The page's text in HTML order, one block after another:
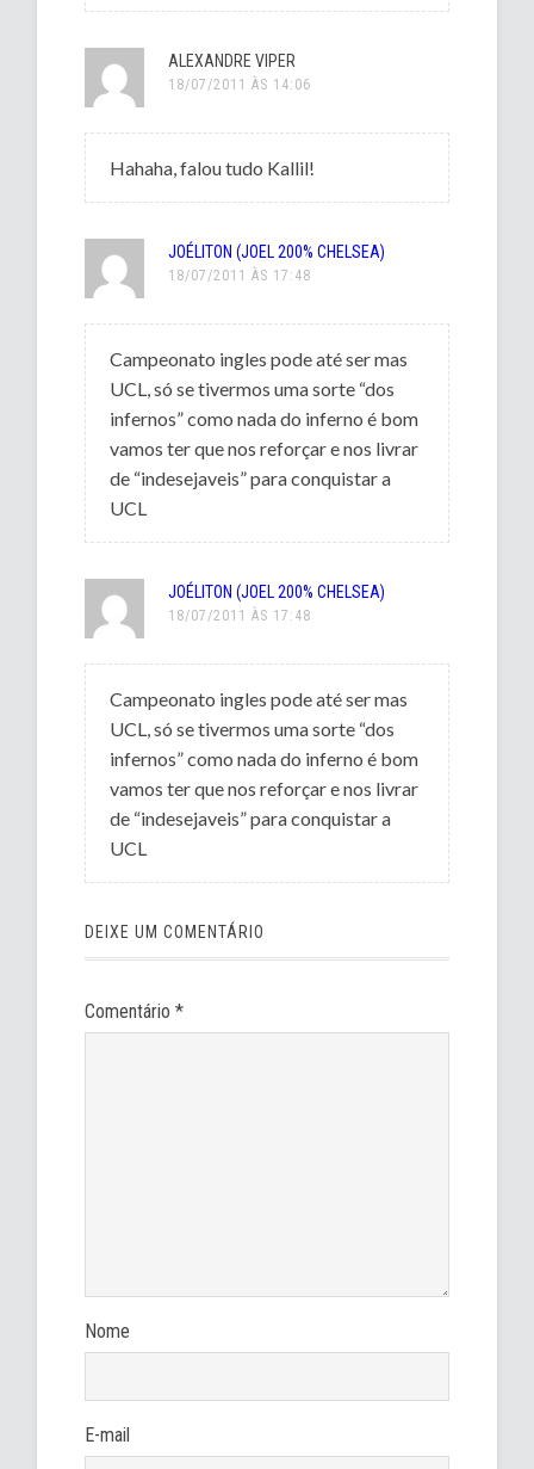
ALEXANDRE VIPER
18/07/2011 ÀS 14:06
Hahaha, falou tudo Kallil!
JOÉLITON (JOEL 200% CHELSEA)
18/07/2011 ÀS 17:48
Campeonato ingles pode até ser mas
UCL, só se tivermos uma sorte “dos
infernos” como nada do inferno é bom
vamos ter que nos reforçar e nos livrar
de “indesejaveis” para conquistar a
UCL
JOÉLITON (JOEL 200% CHELSEA)
18/07/2011 ÀS 17:48
Campeonato ingles pode até ser mas
UCL, só se tivermos uma sorte “dos
infernos” como nada do inferno é bom
vamos ter que nos reforçar e nos livrar
de “indesejaveis” para conquistar a
UCL
DEIXE UM COMENTÁRIO
Comentário*
Nome
E-mail